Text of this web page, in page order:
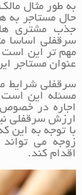
به طور مثال
حال مستاجر به
جذب مشتری
سرقفلی اساسا
مهم تر این است
عنوان مستاجر
سرقفلی شرایط
مسئله این است
اجاره در
ارزش سرقفلی
با توجه به این
زوجه می
اقدام کند.